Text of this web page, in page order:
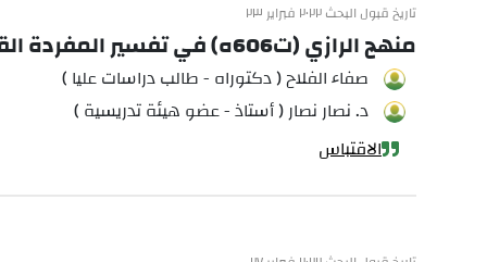
تاريخ قبول البحث ٢٠٢٢ فبراير ٢٣
منهج الرازي (ت606ه) في تفسير المفردة القرآنيّة سورة آل عمران نموذجاً
صفاء الفلاح ( دكتوراه - طالب دراسات عليا )
د. نصار نصار ( أستاذ - عضو هيئة تدريسية )
الاقتباس